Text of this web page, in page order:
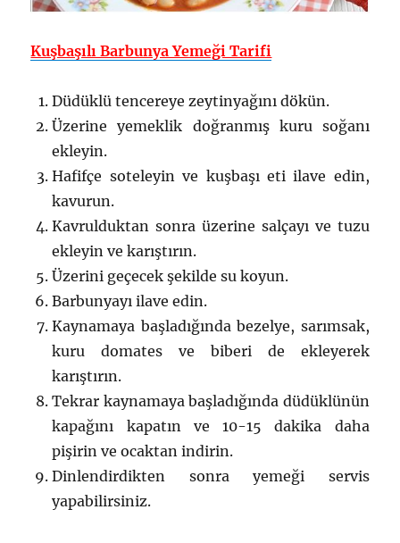
Kuşbaşılı Barbunya Yemeği Tarifi
Düdüklü tencereye zeytinyağını dökün.
Üzerine yemeklik doğranmış kuru soğanı
ekleyin.
Hafifçe soteleyin ve kuşbaşı eti ilave edin,
kavurun.
Kavrulduktan sonra üzerine salçayı ve tuzu
ekleyin ve karıştırın.
Üzerini geçecek şekilde su koyun.
Barbunyayı ilave edin.
Kaynamaya başladığında bezelye, sarımsak,
kuru domates ve biberi de ekleyerek
karıştırın.
Tekrar kaynamaya başladığında düdüklünün
kapağını kapatın ve 10-15 dakika daha
pişirin ve ocaktan indirin.
Dinlendirdikten sonra yemeği servis
yapabilirsiniz.